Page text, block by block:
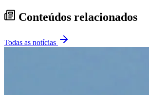
Conteúdos relacionados
Todas as notícias